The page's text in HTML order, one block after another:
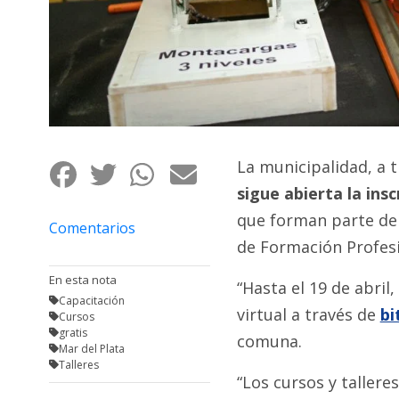
Fúnebres
Comentarios
En esta nota
Capacitación
Cursos
gratis
Mar del Plata
Talleres
La municipalidad, a
sigue abierta la
que forman parte
de Formación
“Hasta el 19 de
virtual a través de
comuna.
“Los cursos y